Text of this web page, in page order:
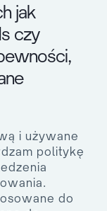
jak
czy
i używane
politykę
do